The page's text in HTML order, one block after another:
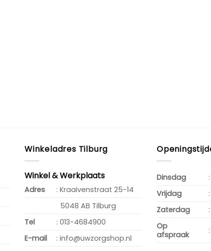
Winkeladres Tilburg
Winkel & Werkplaats
Adres
: Kraaivenstraat 25-14
5048 AB Tilburg
Tel
: 013-4684900
E-mail
: info@uwzorgshop.nl
Dinsdag
Vrijdag
Zaterdag
Op
afspraak